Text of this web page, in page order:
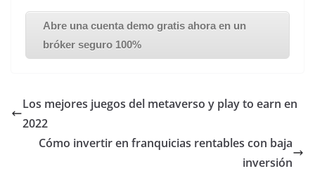
Abre una cuenta demo gratis ahora en un
bróker seguro 100%
Los mejores juegos del metaverso y play to earn en
2022
Cómo invertir en franquicias rentables con baja
inversión